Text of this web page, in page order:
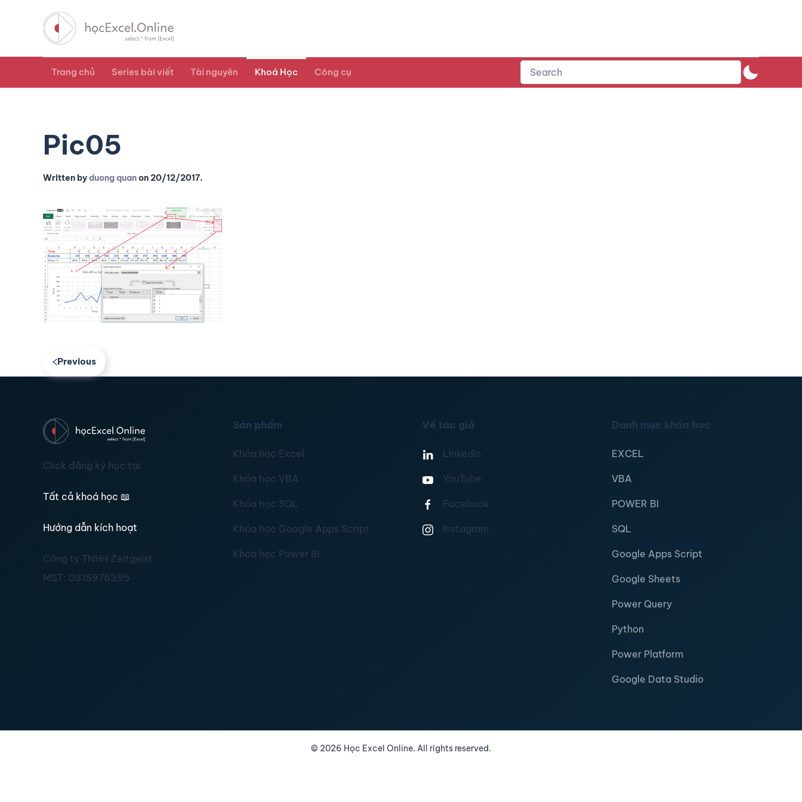
Trang chủ Series bài viết Tài nguyên Khoá Học Công cụ
Pic05
Written byduong quanon20/12/2017.
Previous
Click đăng ký học tại:
Tất cả khoá học 📖
Hướng dẫn kích hoạt
Công ty TNHH Zeitgeist
MST: 0315976395
Sản phẩm
Khóa học Excel
Khóa học VBA
Khóa học SQL
Khóa học Google Apps Script
Khóa học Power BI
Về tác giả
Linkedin
YouTube
Facebook
Instagram
Danh mục khóa học
EXCEL
VBA
POWER BI
SQL
Google Apps Script
Google Sheets
Power Query
Python
Power Platform
Google Data Studio
© 2026 Học Excel Online. All rights reserved.